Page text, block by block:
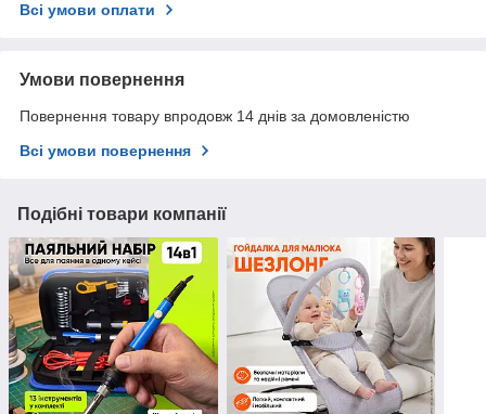
Всі умови оплати
Умови повернення
Повернення товару впродовж 14 днів за домовленістю
Всі умови повернення
Подібні товари компанії